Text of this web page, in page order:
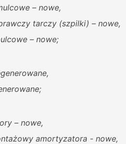
– nowe,
tarczy (szpilki) – nowe,
– nowe;
– nowe,
amortyzatora - nowe,